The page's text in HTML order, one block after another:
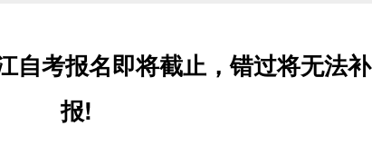
自考报名即将截止，错过将无法补
报!